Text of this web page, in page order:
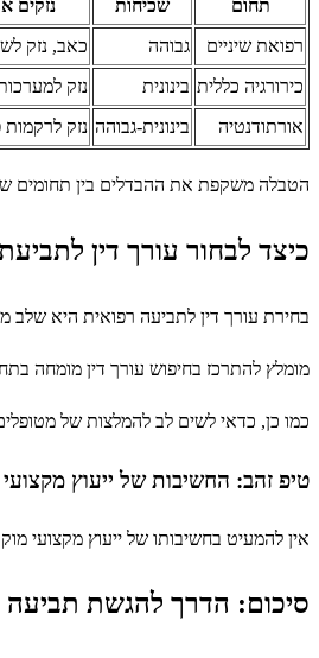
תחום שכיחות
נזקים
רפואת שיניים
גבוהה
כאב, נזק
כירורגיה כללית בינונית
נזק
אורתודנטיה
בינונית-גבוהה נזק לרקמות
הטבלה משקפת את ההבדלים בין תחומים
כיצד לבחור עורך דין
בחירת עורך דין לתביעה רפואית היא שלב
מומלץ להתרכז בחיפוש עורך דין מומחה
כמו כן, כדאי לשים לב להמלצות של
טיפ זהב: החשיבות של ייעוץ
אין להמעיט בחשיבותו של ייעוץ מקצועי
סיכום: הדרך להגשת